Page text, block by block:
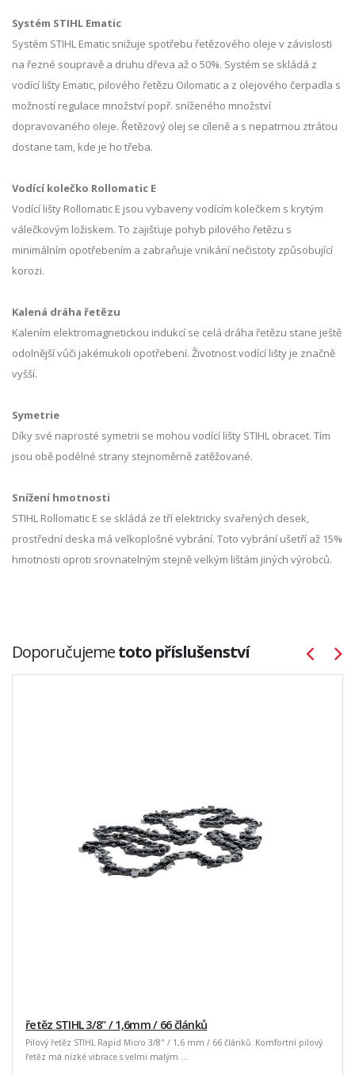
Systém STIHL Ematic
Systém STIHL Ematic snižuje spotřebu řetězového oleje v závislosti
na řezné soupravě a druhu dřeva až o 50%. Systém se skládá z
vodící lišty Ematic, pilového řetězu Oilomatic a z olejového čerpadla s
možností regulace množství popř. sníženého množství
dopravovaného oleje. Řetězový olej se cíleně a s nepatrnou ztrátou
dostane tam, kde je ho třeba.
Vodící kolečko Rollomatic E
Vodící lišty Rollomatic E jsou vybaveny vodícím kolečkem s krytým
válečkovým ložiskem. To zajišťuje pohyb pilového řetězu s
minimálním opotřebením a zabraňuje vnikání nečistoty způsobující
korozi.
Kalená dráha řetězu
Kalením elektromagnetickou indukcí se celá dráha řetězu stane ještě
odolnější vůči jakémukoli opotřebení. Životnost vodící lišty je značně
vyšší.
Symetrie
Díky své naprosté symetrii se mohou vodící lišty STIHL obracet. Tím
jsou obě podélné strany stejnoměrně zatěžované.
Snížení hmotnosti
STIHL Rollomatic E se skládá ze tří elektricky svařených desek,
prostřední deska má velkoplošné vybrání. Toto vybrání ušetří až 15%
hmotnosti oproti srovnatelným stejně velkým lištám jiných výrobců.
Doporučujemetoto příslušenství
řetěz STIHL 3/8" / 1,6mm / 66 článků
Pilový řetěz STIHL Rapid Micro 3/8" / 1,6 mm / 66 článků. Komfortní pilový
řetěz má nízké vibrace s velmi malým ...